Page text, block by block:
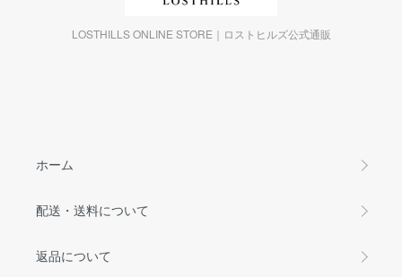
LOSTHILLS ONLINE STORE｜ロストヒルズ公式通販
ホーム
配送・送料について
返品について